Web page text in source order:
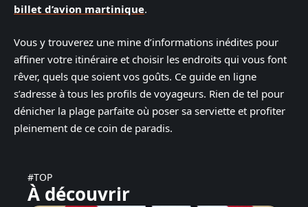
billet d’avion martinique.
Vous y trouverez une mine d’informations inédites pour
affiner votre itinéraire et choisir les endroits qui vous font
rêver, quels que soient vos goûts. Ce guide en ligne
s’adresse à tous les profils de voyageurs. Rien de tel pour
dénicher la plage parfaite où poser sa serviette et profiter
pleinement de ce coin de paradis.
#TOP
À découvrir